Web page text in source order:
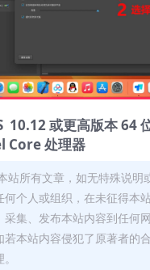
10.12 或更高版本 64
Core 处理器
站所有文章，如无特殊说明
何个人或组织，在未征得本
采集、发布本站内容到任何
若本站内容侵犯了原著者的